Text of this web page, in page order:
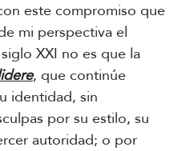
este compromiso que
mi perspectiva el
XXI no es que la
, que continúe
identidad, sin
por su estilo, su
autoridad; o por